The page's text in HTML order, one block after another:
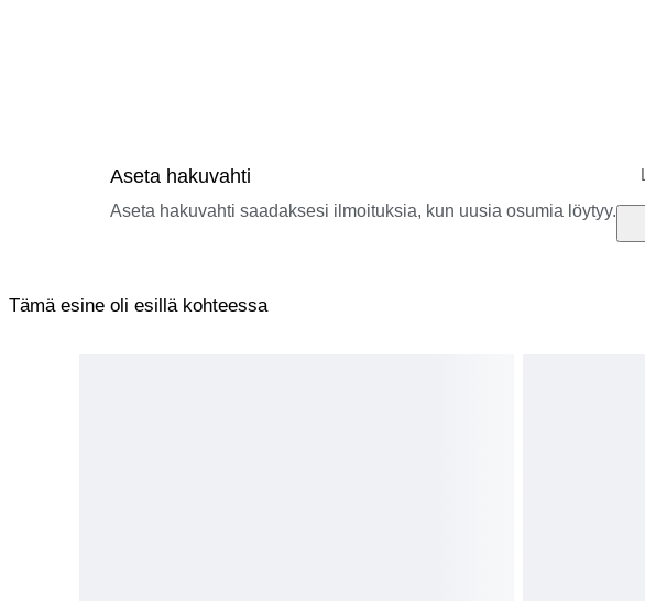
Aseta hakuvahti
Aseta hakuvahti saadaksesi ilmoituksia, kun uusia osumia löytyy.
Tämä esine oli esillä kohteessa